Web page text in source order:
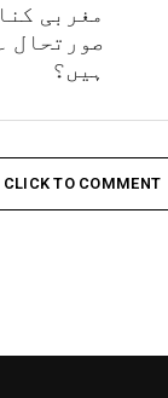
مغربی
صورتحال
ہیں؟
CLICK TO COMMENT